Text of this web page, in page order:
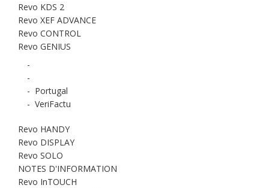
Revo KDS 2
Revo XEF ADVANCE
Revo CONTROL
Revo GENIUS
-
-
- Portugal
- VeriFactu
Revo HANDY
Revo DISPLAY
Revo SOLO
NOTES D'INFORMATION
Revo InTOUCH